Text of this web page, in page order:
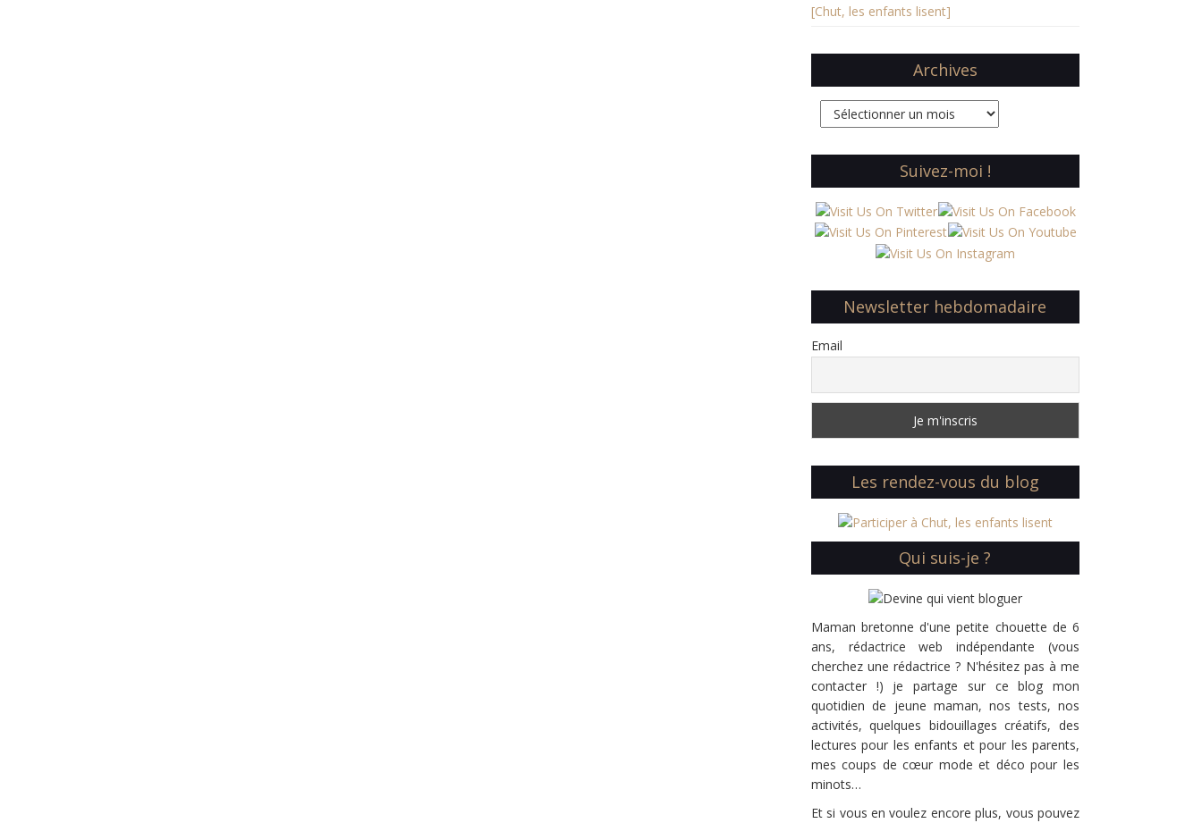
[Chut, les enfants lisent]
Archives
Archives
Suivez-moi !
Newsletter hebdomadaire
Email
Les rendez-vous du blog
Qui suis-je ?
Maman bretonne d'une petite chouette de 6
ans, rédactrice web indépendante (vous
cherchez une rédactrice ? N'hésitez pas à me
contacter !) je partage sur ce blog mon
quotidien de jeune maman, nos tests, nos
activités, quelques bidouillages créatifs, des
lectures pour les enfants et pour les parents,
mes coups de cœur mode et déco pour les
minots…
Et si vous en voulez encore plus, vous pouvez